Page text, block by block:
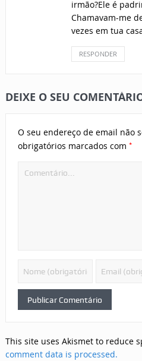
irmão?Ele é
Chamavam-me
vezes em tua
RESPONDER
DEIXE O SEU
O seu endereço de email não
obrigatórios marcados com *
This site uses Akismet to reduce
comment data is processed.